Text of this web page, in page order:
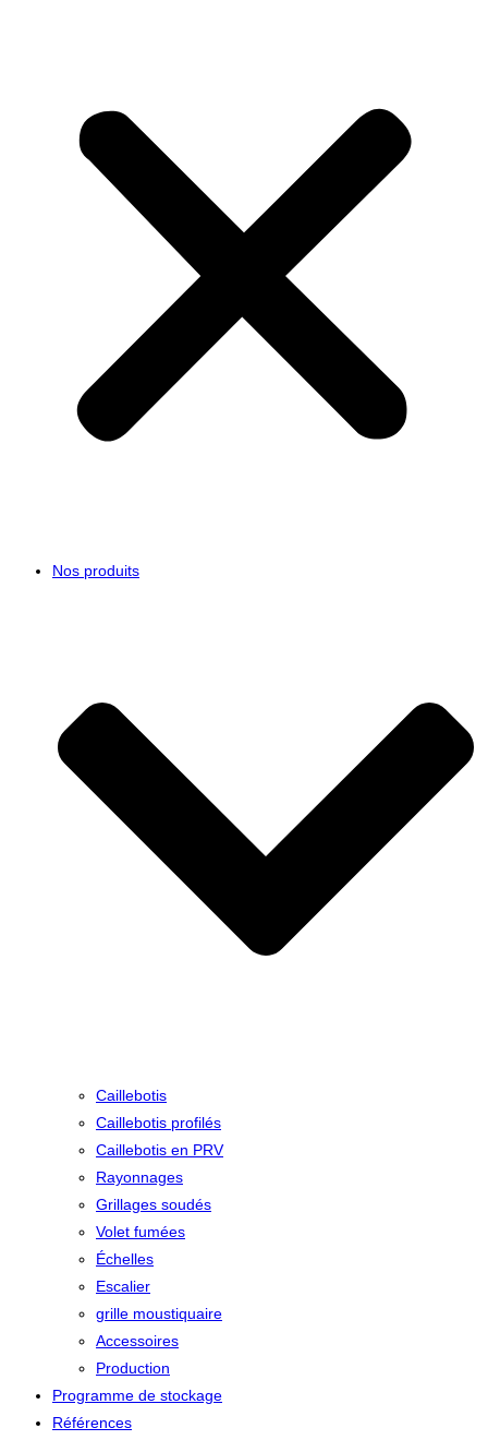
Nos produits
Caillebotis
Caillebotis profilés
Caillebotis en PRV
Rayonnages
Grillages soudés
Volet fumées
Échelles
Escalier
grille moustiquaire
Accessoires
Production
Programme de stockage
Références